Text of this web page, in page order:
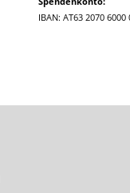
IBAN: AT63 2070 6000